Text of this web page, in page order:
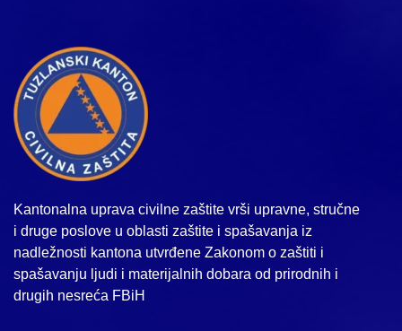
Kantonalna uprava civilne zaštite vrši upravne, stručne
i druge poslove u oblasti zaštite i spašavanja iz
nadležnosti kantona utvrđene Zakonom o zaštiti i
spašavanju ljudi i materijalnih dobara od prirodnih i
drugih nesreća FBiH